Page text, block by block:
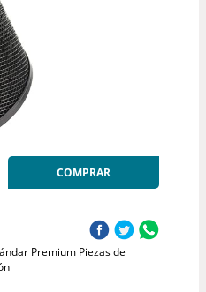
COMPRAR
Premium Piezas de